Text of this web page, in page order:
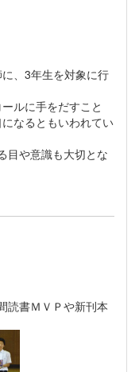
、3年生を対象に行
ルに手をだすこと
なるともいわれてい
目や意識も大切とな
読書ＭＶＰや新刊本